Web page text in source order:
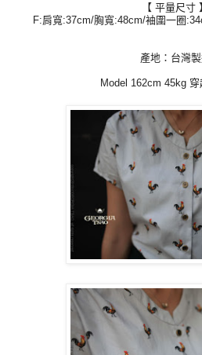
【 平量尺寸
F:肩寬:37cm/胸寬:48cm/袖圍一圈
產地：台灣
Model 162cm 45kg